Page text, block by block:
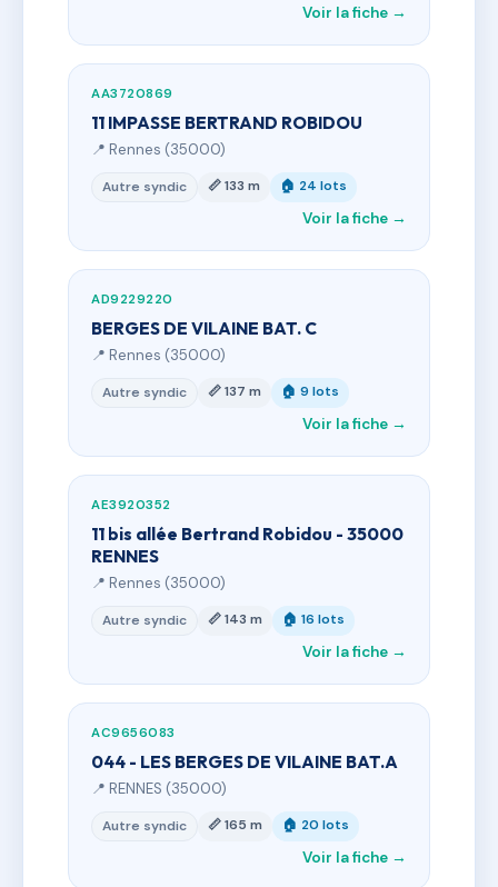
Voir la fiche →
AA3720869
11 IMPASSE BERTRAND ROBIDOU
📍 Rennes (35000)
Autre syndic 📏 133 m 🏠 24 lots
Voir la fiche →
AD9229220
BERGES DE VILAINE BAT. C
📍 Rennes (35000)
Autre syndic 📏 137 m 🏠 9 lots
Voir la fiche →
AE3920352
11 bis allée Bertrand Robidou - 35000
RENNES
📍 Rennes (35000)
Autre syndic 📏 143 m 🏠 16 lots
Voir la fiche →
AC9656083
044 - LES BERGES DE VILAINE BAT.A
📍 RENNES (35000)
Autre syndic 📏 165 m 🏠 20 lots
Voir la fiche →